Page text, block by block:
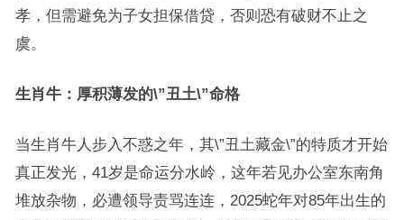
孝，但需避免为子女担保借贷，否则恐有破财不止之
虞。
生肖牛：厚积薄发的\”丑土\”命格
当生肖牛人步入不惑之年，其\”丑土藏金\”的特质才开始
真正发光，41岁是命运分水岭，这年若见办公室东南角
堆放杂物，必遭领导责骂连连，2025蛇年对85年出生的